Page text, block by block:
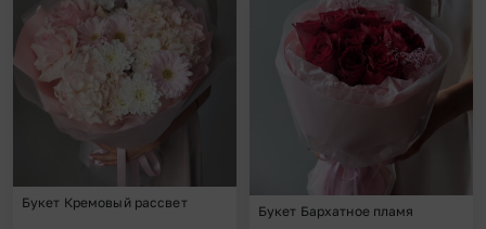
Букет Кремовый рассвет
Букет Бархатное пламя